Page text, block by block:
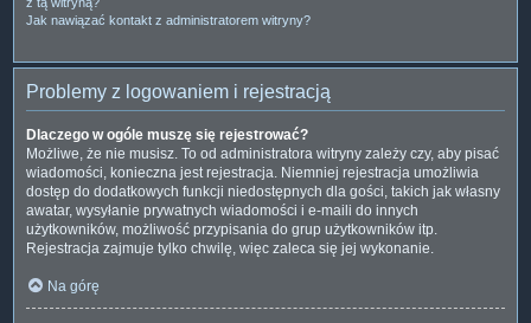
Jak nawiązać kontakt z administratorem witryny?
Problemy z logowaniem i rejestracją
Dlaczego w ogóle muszę się rejestrować?
Możliwe, że nie musisz. To od administratora witryny zależy czy, aby pisać
wiadomości, konieczna jest rejestracja. Niemniej rejestracja umożliwia
dostęp do dodatkowych funkcji niedostępnych dla gości, takich jak własny
awatar, wysyłanie prywatnych wiadomości i e-maili do innych
użytkowników, możliwość przypisania do grup użytkowników itp.
Rejestracja zajmuje tylko chwilę, więc zaleca się jej wykonanie.
Na górę